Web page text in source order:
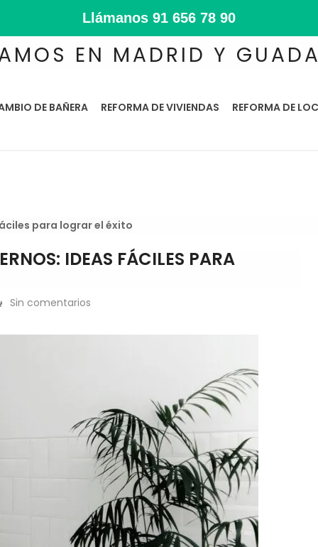
Llámanos 91 656 78 90
EN MADRID Y
DE BAÑERA REFORMA DE VIVIENDAS REFORMA DE
para lograr el éxito
IDEAS FÁCILES PARA
Sin comentarios